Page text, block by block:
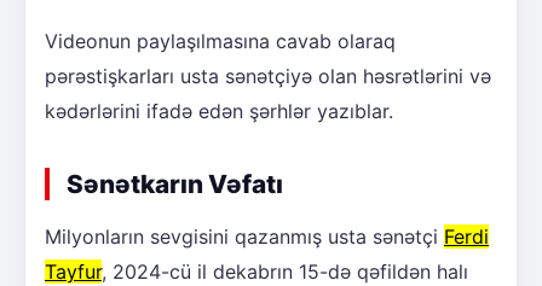
Videonun paylaşılmasına cavab olaraq
pərəstişkarları usta sənətçiyə olan həsrətlərini və
kədərlərini ifadə edən şərhlər yazıblar.
Sənətkarın Vəfatı
Milyonların sevgisini qazanmış usta sənətçi Ferdi
Tayfur, 2024-cü il dekabrın 15-də qəfildən halı